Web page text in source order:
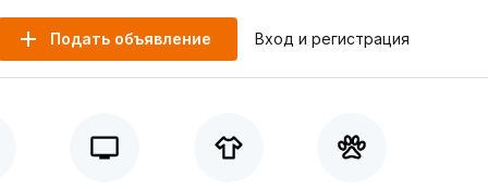
Подать объявление Вход и регистрация